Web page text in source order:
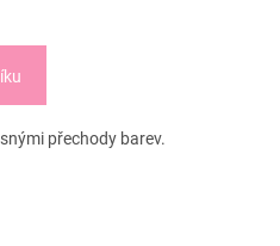
přechody barev.